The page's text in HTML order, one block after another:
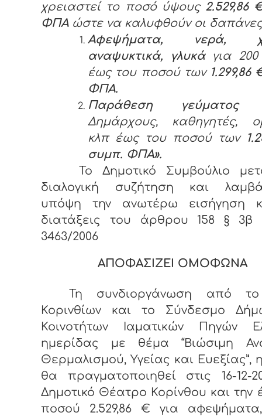
χρειαστεί το ποσό ύψους 2.529,86
ΦΠΑώστε να καλυφθούν οι δαπάνες
Αφεψήματα, νερά,
αναψυκτικά, γλυκά για
έως του ποσού των
ΦΠΑ.
Παράθεση
Δημάρχους, καθηγητές,
κλπ έως του ποσού των
συμπ. ΦΠΑ».
Το Δημοτικό Συμβούλιο
διαλογική συζήτηση και
υπόψη την ανωτέρω εισήγηση
διατάξεις του άρθρου 158 § 3β
3463/2006
ΑΠΟΦΑΣΙΖΕΙ ΟΜΟΦΩΝΑ
Τη συνδιοργάνωση από
Κορινθίων και το Σύνδεσμο
Κοινοτήτων Ιαματικών Πηγών
ημερίδας με θέμα “Βιώσιμη
Θερμαλισμού, Υγείας και Ευεξίας”,
θα πραγματοποιηθεί στις 16-12-
Δημοτικό Θέατρο Κορίνθου και την
ποσού 2.529,86 € για